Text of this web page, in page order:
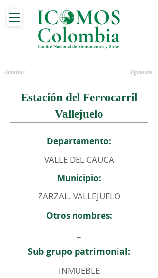
Anterior Siguiente
Estación del Ferrocarril
Vallejuelo
Departamento:
VALLE DEL CAUCA
Municipio:
ZARZAL. VALLEJUELO
Otros nombres:
Sub grupo patrimonial:
INMUEBLE